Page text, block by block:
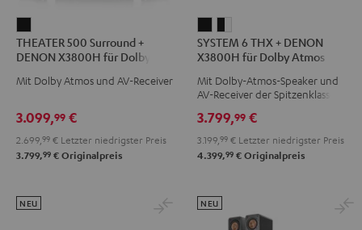
500
Surround
+
X3800H
für
Dolby
"5.1.2"
THEATER 500 Surround +
DENON X3800H für Dolby
Mit Dolby Atmos und AV-Receiver
3.099,99 €
2.699, 99 € Letzter niedrigster Preis
3.799,99 € Originalpreis
6
THX
+
DENON
X3800H
für
Dolby
"5.2.4-
Set"
6
THX
+
DENON
X3800H
für
Dolby
Set"
SYSTEM 6 THX + DENON
X3800H für Dolby Atmos
Mit Dolby-Atmos-Speaker und
AV-Receiver der Spitzenklasse
3.799,99 €
3.199, 99 € Letzter niedrigster Preis
4.399,99 € Originalpreis
NEU NEU